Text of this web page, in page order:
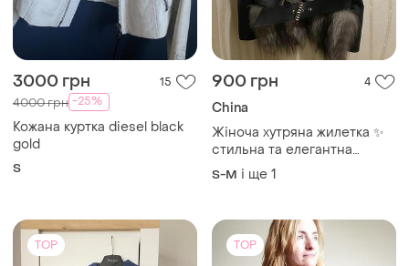
3000 грн 15
4000 грн -25%
Кожана куртка diesel black
gold
S
900 грн 4
China
Жіноча хутряна жилетка ✨
стильна та елегантна
жилетка з натурального
хутра стане ідеальним
зимового гардеробу
S-M і ще 1
TOP TOP